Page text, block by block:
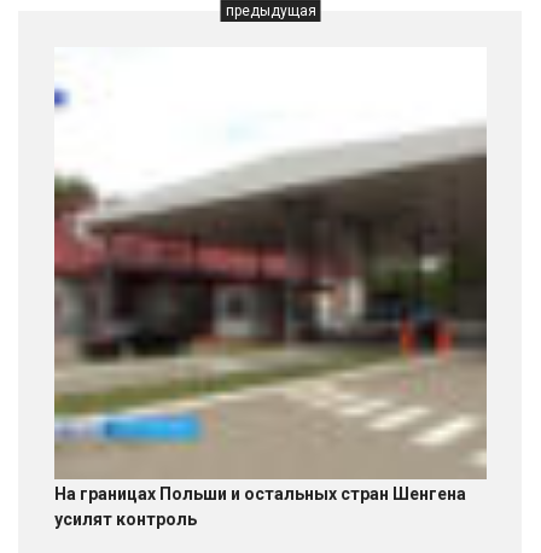
предыдущая
На границах Польши и остальных стран Шенгена
усилят контроль